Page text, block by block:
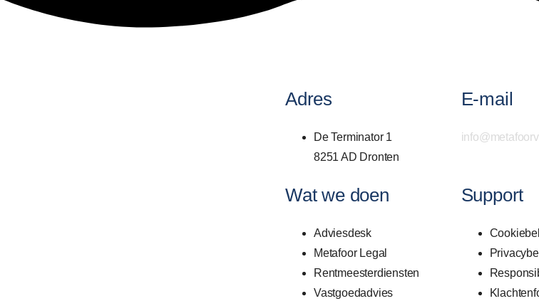
Adres
De Terminator 1
8251 AD Dronten
E-mail
Wat we doen
Adviesdesk
Metafoor Legal
Rentmeesterdiensten
Vastgoedadvies
Support